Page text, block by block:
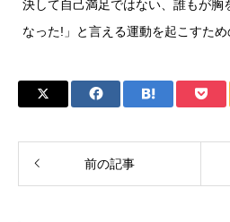
決して自己満足ではない、誰もが胸
なった!」と言える運動を起こすため
前の記事